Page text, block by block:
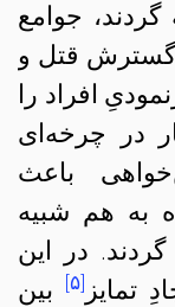
جوامع
گسترش قتل و
افراد را
در چرخه‌ای
باعث
به هم شبیه
در این
تمایز [۵]
بین